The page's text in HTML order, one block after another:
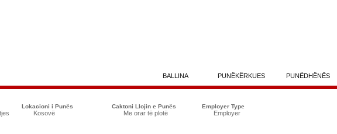
BALLINA PUNËKËRKUES PUNËDHËNËS
Lokacioni i Punës
Kosovë
Caktoni Llojin e Punës
Me orar të plotë
Employer Type
Employer